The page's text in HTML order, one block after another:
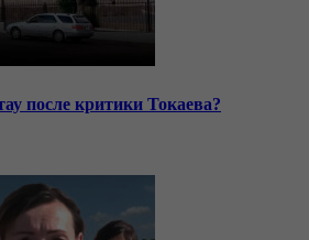
после критики Токаева?